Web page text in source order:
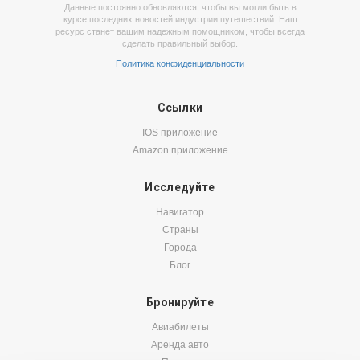
Данные постоянно обновляются, чтобы вы могли быть в
курсе последних новостей индустрии путешествий. Наш
ресурс станет вашим надежным помощником, чтобы всегда
сделать правильный выбор.
Политика конфиденциальности
Ссылки
IOS приложение
Amazon приложение
Исследуйте
Навигатор
Страны
Города
Блог
Бронируйте
Авиабилеты
Аренда авто